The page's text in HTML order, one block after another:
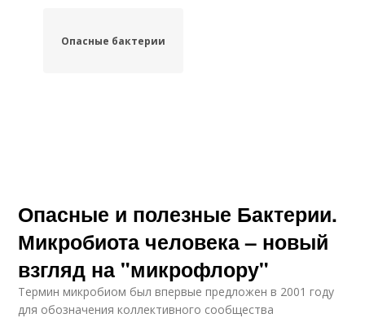
Опасные бактерии
Опасные и полезные Бактерии.
Микробиота человека – новый
взгляд на "микрофлору"
Термин микробиом был впервые предложен в 2001 году
для обозначения коллективного сообщества